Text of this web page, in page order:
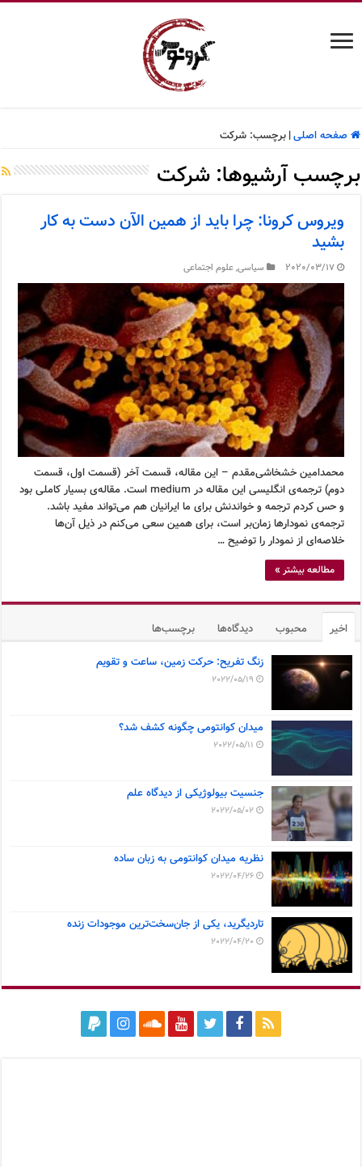
صفحه اصلی| برچسب:شرکت
برچسب آرشیوها:شرکت
ویروس کرونا: چرا باید از همین الآن دست به کار
بشید
2020/03/17 سیاسی,علوم اجتماعی
محمدامین خشخاشی‌مقدم – این مقاله، قسمت آخر (قسمت اول، قسمت
دوم) ترجمه‌ی انگلیسی این مقاله در medium است. مقاله‌ی بسیار کاملی بود
و حس کردم ترجمه و خواندنش برای ما ایرانیان هم می‌تواند مفید باشد.
ترجمه‌ی نمودارها زمان‌بر است، برای همین سعی می‌کنم در ذیل آن‌ها
خلاصه‌ای از نمودار را توضیح …
مطالعه بیشتر »
اخیر محبوب دیدگاه‌ها برچسب‌ها
زنگ تفریح: حرکت زمین، ساعت و تقویم
2022/05/19
میدان کوانتومی چگونه کشف شد؟
2022/05/11
جنسیت بیولوژیکی از دیدگاه علم
2022/05/02
نظریه میدان کوانتومی به زبان ساده
2022/04/26
تاردیگرید، یکی از جان‌سخت‌ترین موجودات زنده
2022/04/20